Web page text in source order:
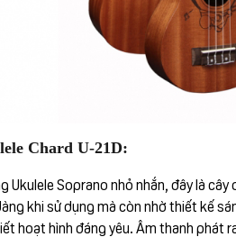
Chard U-21D:
Ukulele Soprano nhỏ nhắn, đây là
khi sử dụng mà còn nhờ thiết kế
hoạt hình đáng yêu. Âm thanh phát